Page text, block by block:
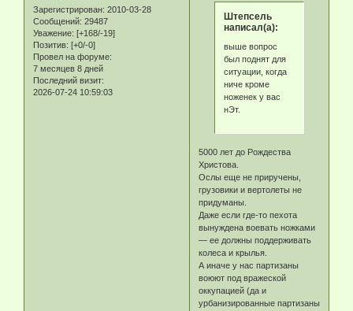
Зарегистрирован: 2010-03-28
Сообщений: 29487
Уважение: [+168/-19]
Позитив: [+0/-0]
Провел на форуме:
7 месяцев 8 дней
Последний визит:
2026-07-24 10:59:03
Штепсель
написал(а):
выше вопрос
был поднят для
ситуации, когда
ниче кроме
ноженек у вас
нЭт.
5000 лет до Рождества
Христова.
Ослы еще не приручены,
грузовики и вертолеты не
придуманы.
Даже если где-то пехота
вынуждена воевать ножками
— ее должны поддерживать
колеса и крылья.
А иначе у нас партизаны
воюют под вражеской
оккупацией (да и
урбанизированные партизаны